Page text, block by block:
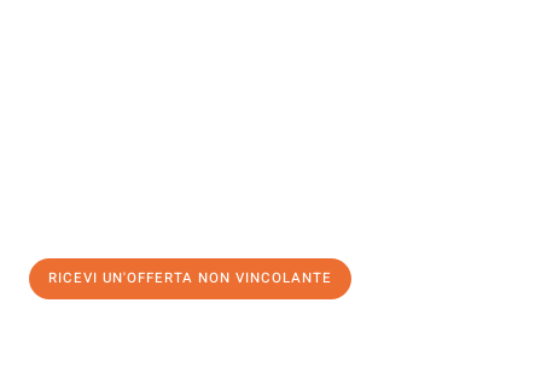
RICEVI UN'OFFERTA NON VINCOLANTE